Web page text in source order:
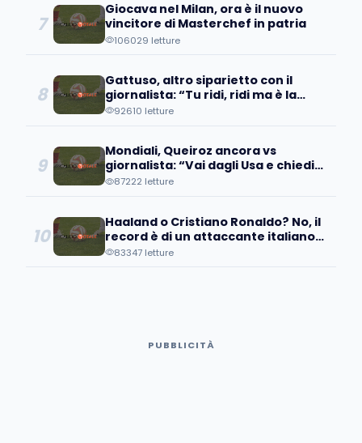
7
Giocava nel Milan, ora è il nuovo
vincitore di Masterchef in patria
106029 letture
8
Gattuso, altro siparietto con il
giornalista: “Tu ridi, ridi ma è la
verità”
92610 letture
9
Mondiali, Queiroz ancora vs
giornalista: “Vai dagli Usa e chiedi
della ritirata delle loro truppe dall'...
87222 letture
10
Haaland o Cristiano Ronaldo? No, il
record è di un attaccante italiano
(nostalgico)
83347 letture
PUBBLICITÀ